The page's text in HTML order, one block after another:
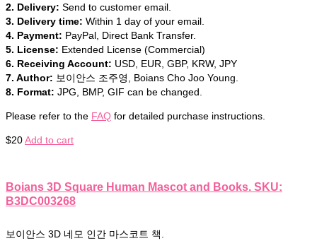
2. Delivery: Send to customer email.
3. Delivery time: Within 1 day of your email.
4. Payment: PayPal, Direct Bank Transfer.
5. License: Extended License (Commercial)
6. Receiving Account: USD, EUR, GBP, KRW, JPY
7. Author: 보이안스 조주영, Boians Cho Joo Young.
8. Format: JPG, BMP, GIF can be changed.
Please refer to the FAQ for detailed purchase instructions.
$20Add to cart
Boians 3D Square Human Mascot and Books. SKU:
B3DC003268
보이안스 3D 네모 인간 마스코트 책.